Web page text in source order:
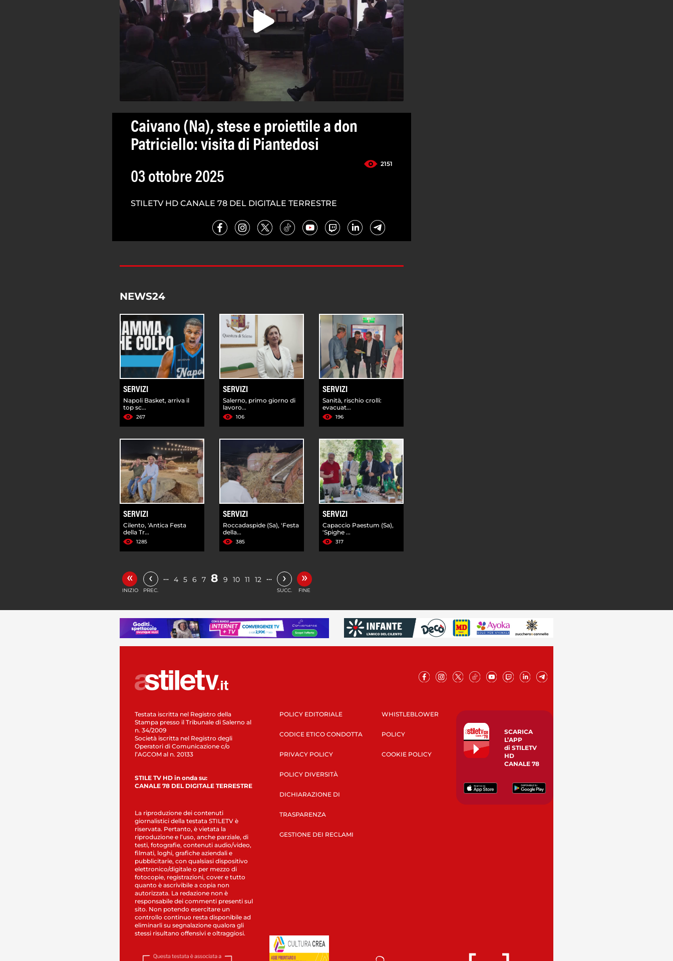
Caivano (Na), stese e proiettile a don
Patriciello: visita di Piantedosi
2151
03 ottobre 2025
STILETV HD CANALE 78 DEL DIGITALE TERRESTRE
NEWS24
SERVIZI
Napoli Basket, arriva il
top sc...
267
SERVIZI
Salerno, primo giorno di
lavoro...
106
SERVIZI
Sanità, rischio crolli:
evacuat...
196
SERVIZI
Cilento, 'Antica Festa
della Tr...
1285
SERVIZI
Roccadaspide (Sa), 'Festa
della...
385
SERVIZI
Capaccio Paestum (Sa),
'Spighe ...
317
«
INIZIO
‹
PREC.
… 4 5 6 7 8 9 10 11 12 … ›
SUCC.
»
FINE
Testata iscritta nel Registro della
Stampa presso il Tribunale di Salerno al
n. 34/2009
Società iscritta nel Registro degli
Operatori di Comunicazione c/o
l’AGCOM al n. 20133
STILE TV HD in onda su:
CANALE 78 DEL DIGITALE TERRESTRE
La riproduzione dei contenuti
giornalistici della testata STILETV è
riservata. Pertanto, è vietata la
riproduzione e l’uso, anche parziale, di
testi, fotografie, contenuti audio/video,
filmati, loghi, grafiche aziendali e
pubblicitarie, con qualsiasi dispositivo
elettronico/digitale o per mezzo di
fotocopie, registrazioni, cover e tutto
quanto è ascrivibile a copia non
autorizzata. La redazione non è
responsabile dei commenti presenti sul
sito. Non potendo esercitare un
controllo continuo resta disponibile ad
eliminarli su segnalazione qualora gli
stessi risultano offensivi e oltraggiosi.
POLICY EDITORIALE
CODICE ETICO CONDOTTA
PRIVACY POLICY
POLICY DIVERSITÀ
DICHIARAZIONE DI
TRASPARENZA
GESTIONE DEI RECLAMI
WHISTLEBLOWER
POLICY
COOKIE POLICY
SCARICA
L’APP
di STILETV
HD
CANALE 78